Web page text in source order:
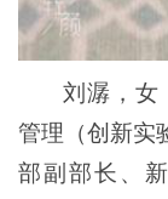
刘潺，女
管理（创新实
部副部长、